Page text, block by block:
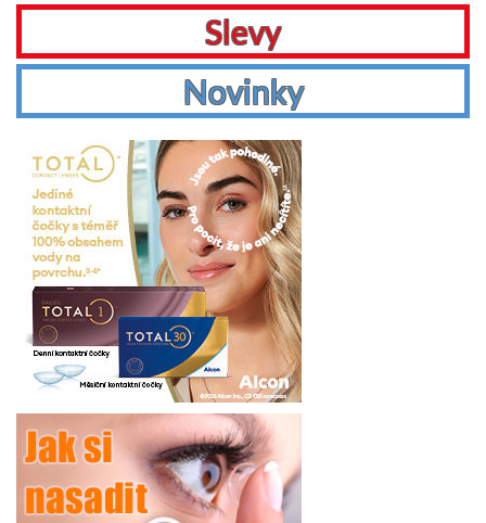
Slevy
Novinky